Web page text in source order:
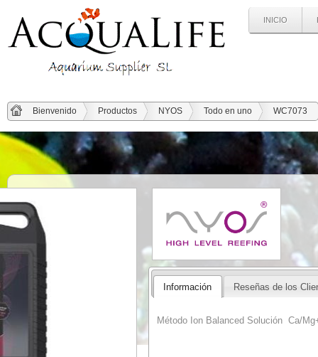
INICIO
Bienvenido Productos NYOS Todo en uno WC7073
Información Reseñas de los
Método Ion Balanced Solución Ca/